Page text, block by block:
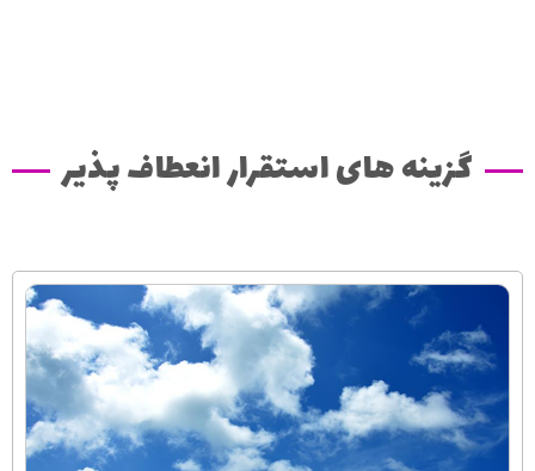
گزینه های استقرار انعطاف پذیر